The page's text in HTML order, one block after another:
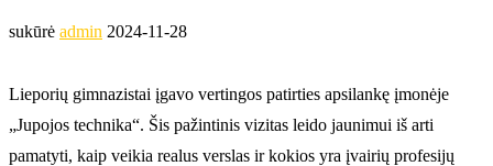
sukūrė admin 2024-11-28
Lieporių gimnazistai įgavo vertingos patirties apsilankę įmonėje
„Jupojos technika“. Šis pažintinis vizitas leido jaunimui iš arti
pamatyti, kaip veikia realus verslas ir kokios yra įvairių profesijų